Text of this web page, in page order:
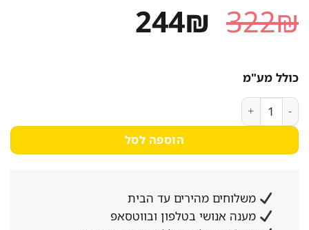
322₪ המחיר
244₪ המחיר
כולל מע"מ
כמות של תנור חימום עומד חמישה אזורים מבית נורמנדה דגם: SYH-1208
הוספה לסל
משלוחים מהירים עד הבית
מענה אנושי בטלפון ובווטסאפ